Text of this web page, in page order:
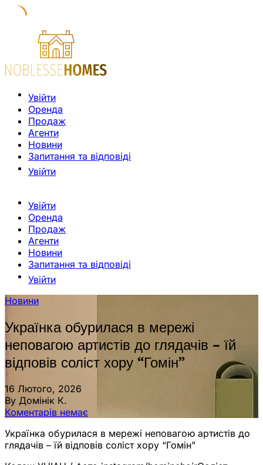
Увійти
Оренда
Продаж
Агенти
Новини
Запитання та відповіді
Увійти
Увійти
Оренда
Продаж
Агенти
Новини
Запитання та відповіді
Увійти
Новини
Українка обурилася в мережі
неповагою артистів до глядачів – їй
відповів соліст хору “Гомін”
16 Лютого, 2026
By Домінік К.
Коментарів немає
Українка обурилася в мережі неповагою артистів до
глядачів – їй відповів соліст хору “Гомін”